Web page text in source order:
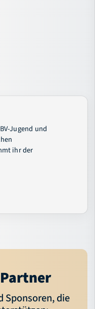
Jugend und
ihr der
Sponsoren, die